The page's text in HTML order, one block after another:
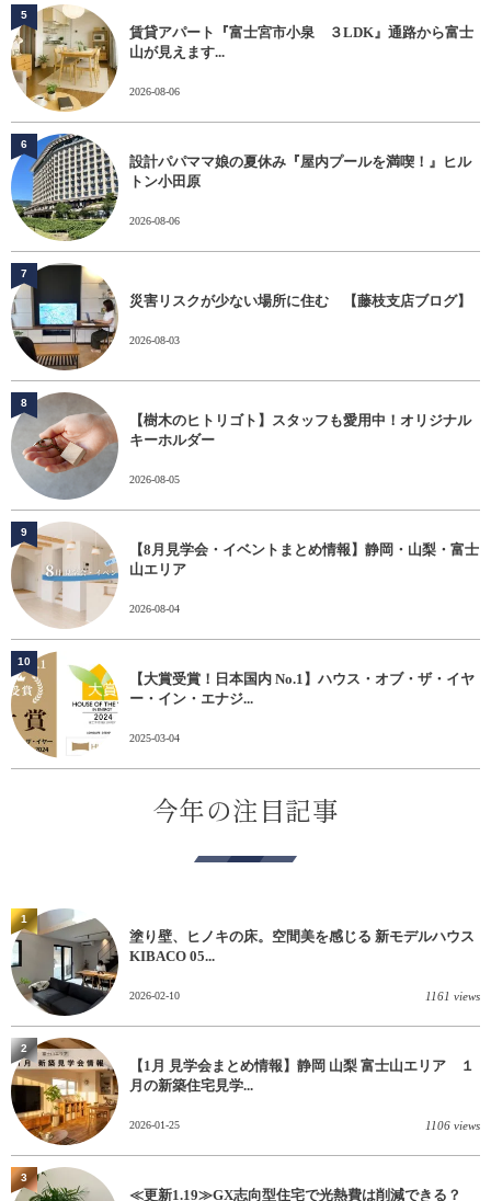
賃貸アパート『富士宮市小泉 ３LDK』通路から富士
山が見えます...
2026-08-06
5
設計パパママ娘の夏休み『屋内プールを満喫！』ヒル
トン小田原
2026-08-06
6
災害リスクが少ない場所に住む 【藤枝支店ブログ】
2026-08-03
7
【樹木のヒトリゴト】スタッフも愛用中！オリジナル
キーホルダー
2026-08-05
8
【8月見学会・イベントまとめ情報】静岡・山梨・富士
山エリア
2026-08-04
9
【大賞受賞！日本国内 No.1】ハウス・オブ・ザ・イヤ
ー・イン・エナジ...
2025-03-04
10
今年の注目記事
塗り壁、ヒノキの床。空間美を感じる 新モデルハウス
KIBACO 05...
2026-02-10 1161 views
1
【1月 見学会まとめ情報】静岡 山梨 富士山エリア １
月の新築住宅見学...
2026-01-25 1106 views
2
≪更新1.19≫GX志向型住宅で光熱費は削減できる？
3